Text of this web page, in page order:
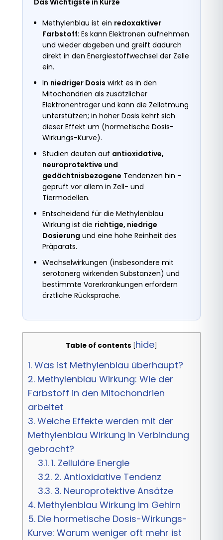
Das Wichtigste in Kürze
Methylenblau ist ein redoxaktiver
Farbstoff: Es kann Elektronen aufnehmen
und wieder abgeben und greift dadurch
direkt in den Energiestoffwechsel der Zelle
ein.
In niedriger Dosis wirkt es in den
Mitochondrien als zusätzlicher
Elektronenträger und kann die Zellatmung
unterstützen; in hoher Dosis kehrt sich
dieser Effekt um (hormetische Dosis-
Wirkungs-Kurve).
Studien deuten auf antioxidative,
neuroprotektive und
gedächtnisbezogene Tendenzen hin –
geprüft vor allem in Zell- und
Tiermodellen.
Entscheidend für die Methylenblau
Wirkung ist die richtige, niedrige
Dosierung und eine hohe Reinheit des
Präparats.
Wechselwirkungen (insbesondere mit
serotonerg wirkenden Substanzen) und
bestimmte Vorerkrankungen erfordern
ärztliche Rücksprache.
Table of contents hide
1. Was ist Methylenblau überhaupt?
2. Methylenblau Wirkung: Wie der
Farbstoff in den Mitochondrien
arbeitet
3. Welche Effekte werden mit der
Methylenblau Wirkung in Verbindung
gebracht?
3.1.1. Zelluläre Energie
3.2.2. Antioxidative Tendenz
3.3.3. Neuroprotektive Ansätze
4. Methylenblau Wirkung im Gehirn
5. Die hormetische Dosis-Wirkungs-
Kurve: Warum weniger oft mehr ist